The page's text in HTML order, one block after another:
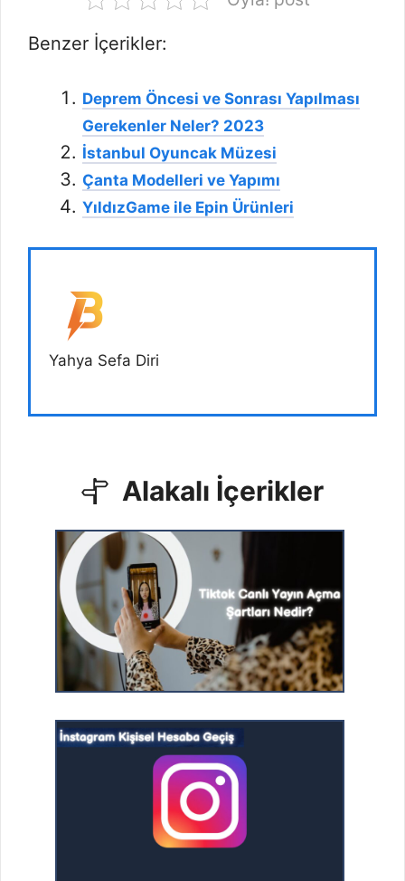
Benzer İçerikler:
Deprem Öncesi ve Sonrası Yapılması
Gerekenler Neler? 2023
İstanbul Oyuncak Müzesi
Çanta Modelleri ve Yapımı
YıldızGame ile Epin Ürünleri
Yahya Sefa Diri
Alakalı İçerikler